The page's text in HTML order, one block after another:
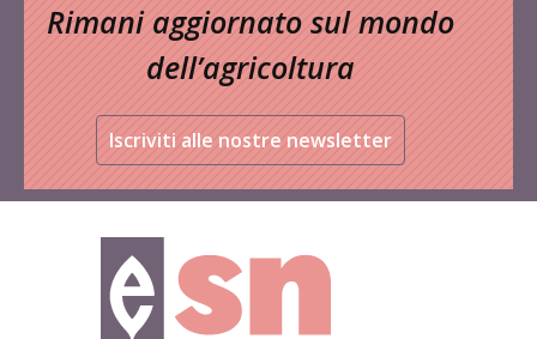
Rimani aggiornato sul mondo
dell’agricoltura
Iscriviti alle nostre newsletter